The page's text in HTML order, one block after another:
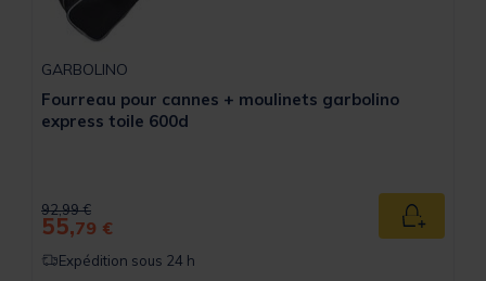
GARBOLINO
Fourreau pour cannes + moulinets garbolino
express toile 600d
Price reduced from
92,99 €to
55,79 € Ajouter
Expédition sous 24 h